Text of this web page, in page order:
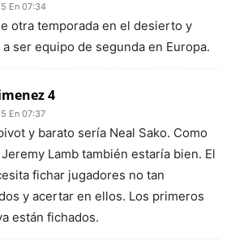
En 07:34
otra temporada en el desierto y
ser equipo de segunda en Europa.
4
En 07:37
y barato sería Neal Sako. Como
Lamb también estaría bien. El
fichar jugadores no tan
y acertar en ellos. Los primeros
están fichados.